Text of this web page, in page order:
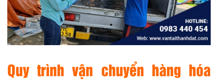
Quy trình vận chuyển hàng hóa